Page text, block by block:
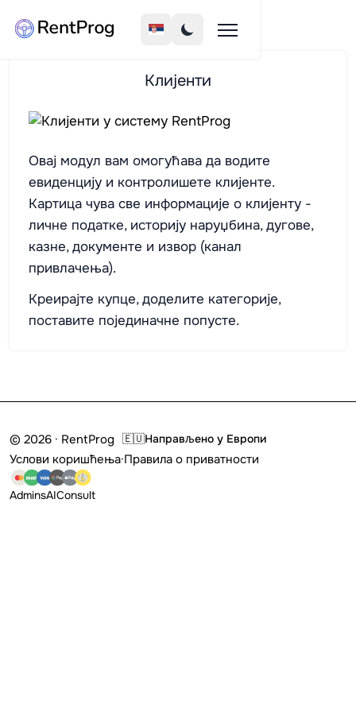
Клијенти
Овај модул вам омогућава да водите
евиденцију и контролишете клијенте.
Картица чува све информације о клијенту -
личне податке, историју наруџбина, дугове,
казне, документе и извор (канал
привлачења).
Креирајте купце, доделите категорије,
поставите појединачне попусте.
© 2026 · RentProg 🇪🇺Направљено у Европи
Услови коришћења·Правила о приватности
AdminsAIConsult